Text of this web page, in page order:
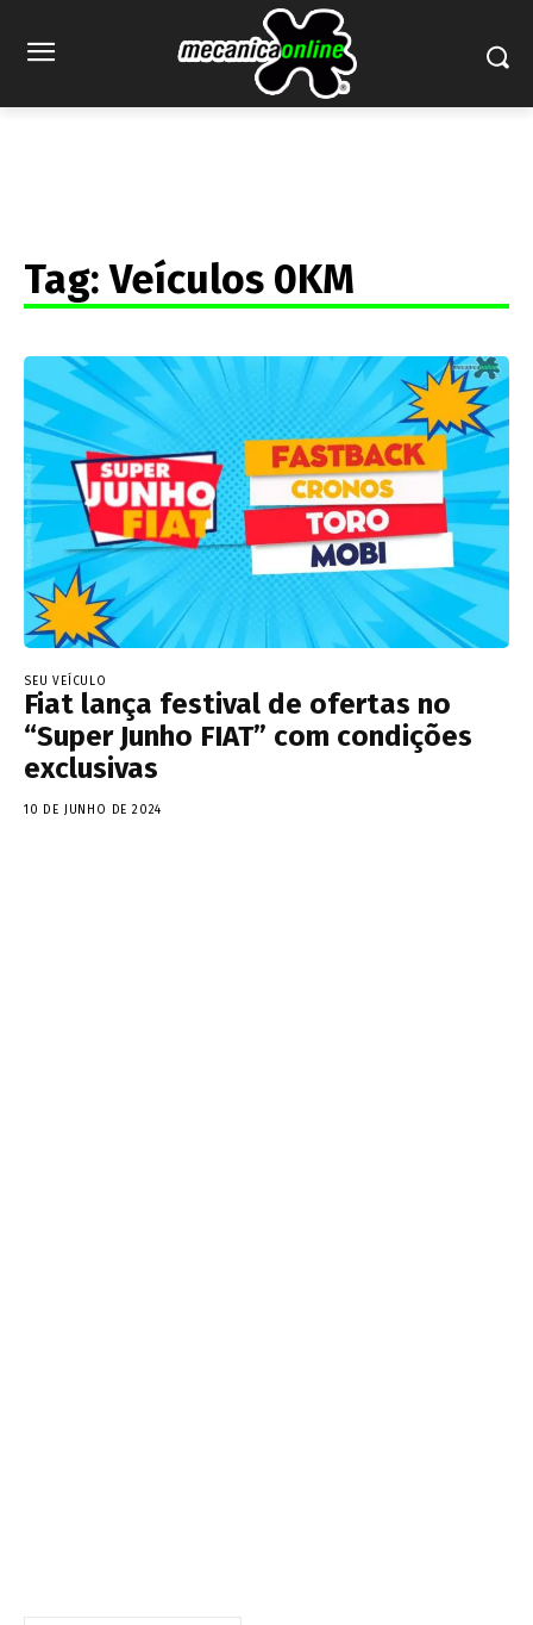
Tag:Veículos 0KM
SEU VEÍCULO
Fiat lança festival de ofertas no
“Super Junho FIAT” com condições
exclusivas
10 DE JUNHO DE 2024